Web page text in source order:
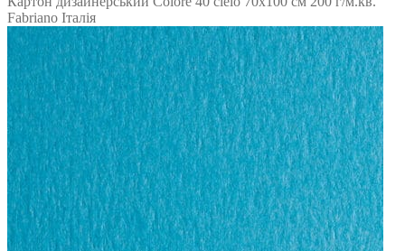
Fabriano Італія